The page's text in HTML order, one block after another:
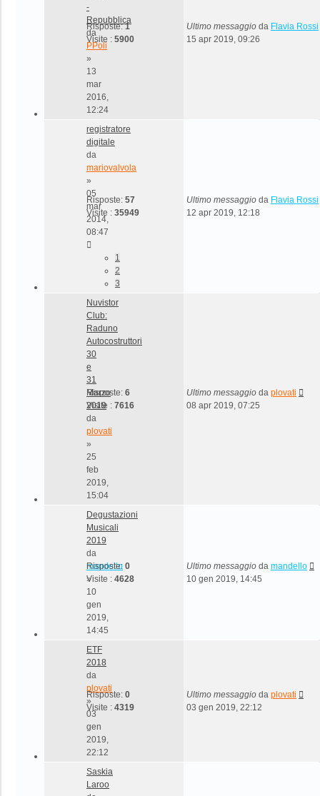
-
Repubblica
da
PPoli
»
13
mar
2016,
12:24
Risposte:1
Visite : 5900
Ultimo messaggio da Flavia Rossi
15 apr 2019, 09:26
registratore
digitale
da
mariovalvola
»
05
mar
2014,
08:47
1
2
3
Risposte: 57
Visite : 35949
Ultimo messaggio da Flavia Rossi
12 apr 2019, 12:18
Nuvistor
Club:
Raduno
Autocostruttori
30
e
31
Marzo
2019
da
plovati
»
25
feb
2019,
15:04
Risposte: 6
Visite : 7616
Ultimo messaggio da plovati
08 apr 2019, 07:25
Degustazioni
Musicali
2019
da
mandello
»
10
gen
2019,
14:45
Risposte: 0
Visite : 4628
Ultimo messaggio da mandello
10 gen 2019, 14:45
ETF
2018
da
plovati
»
03
gen
2019,
22:12
Risposte: 0
Visite : 4319
Ultimo messaggio da plovati
03 gen 2019, 22:12
Saskia
Laroo